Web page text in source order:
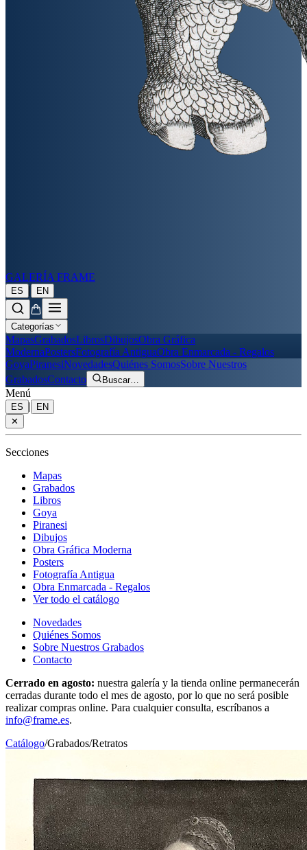
GALERÍA FRAME
ES | EN
Categorías
MapasGrabadosLibrosDibujosObra Gráfica
ModernaPostersFotografía AntiguaObra Enmarcada - Regalos
GoyaPiranesiNovedadesQuiénes SomosSobre Nuestros
GrabadosContacto Buscar…
Menú
ES |
EN
✕
Secciones
Mapas
Grabados
Libros
Goya
Piranesi
Dibujos
Obra Gráfica Moderna
Posters
Fotografía Antigua
Obra Enmarcada - Regalos
Ver todo el catálogo
Novedades
Quiénes Somos
Sobre Nuestros Grabados
Contacto
Cerrado en agosto: nuestra galería y la tienda online permanecerán
cerradas durante todo el mes de agosto, por lo que no será posible
realizar compras online. Para cualquier consulta, escríbanos a
info@frame.es.
Catálogo/Grabados/Retratos